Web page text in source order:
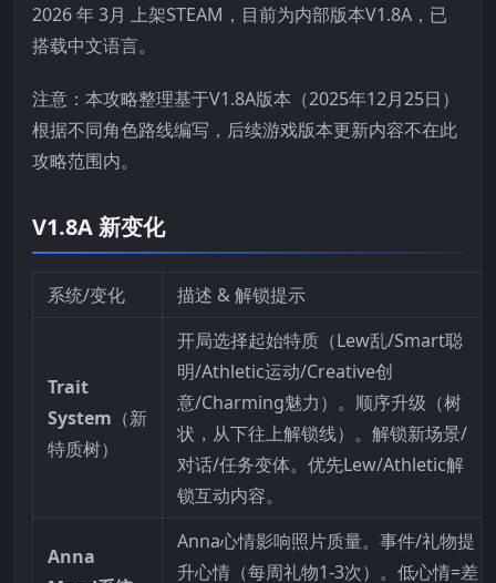
2026 年 3月 上架STEAM，目前为内部版本V1.8A，已
搭载中文语言。
注意：本攻略整理基于V1.8A版本（2025年12月25日）
根据不同角色路线编写，后续游戏版本更新内容不在此
攻略范围内。
V1.8A 新变化
系统/变化 描述 & 解锁提示
Trait
System （新
特质树）
开局选择起始特质（Lew乱/Smart聪
明/Athletic运动/Creative创
意/Charming魅力）。顺序升级（树
状，从下往上解锁线）。解锁新场景/
对话/任务变体。优先Lew/Athletic解
锁互动内容。
Anna
Anna心情影响照片质量。事件/礼物提
升心情（每周礼物1-3次）。低心情=差